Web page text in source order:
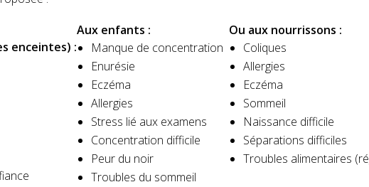
enceintes) :
Aux enfants :
Manque de concentration
Enurésie
Eczéma
Allergies
Stress lié aux examens
Concentration difficile
Peur du noir
Troubles du sommeil
Ou aux nourrissons :
Coliques
Allergies
Eczéma
Sommeil​
Naissance difficile​
Séparations difficiles​
Troubles alimentaires